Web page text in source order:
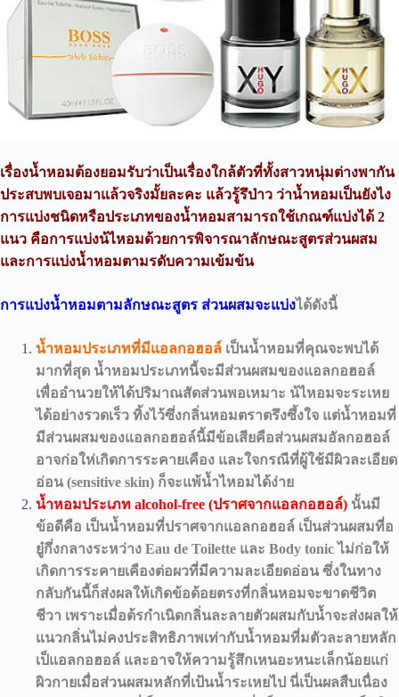
เรื่องน้ำหอมต้องยอมรับว่าเป็นเรื่องใกล้ตัวที่ทั้งสาวหนุ่มต่างพากัน
ประสบพบเจอมาแล้วจริงมั้ยละคะ แล้วรู้รึป่าว ว่าน้ำหอมเป็นยังไง
การแบ่งชนิดหรือประเภทของน้ำหอมสามารถใช้เกณฑ์แบ่งได้ 2
แนว คือการแบ่งน้ไหอมด้วยการพิจารณาลักษณะสูตรส่วนผสม
และการแบ่งน้ำหอมตามรดับความเข้มข้น
การแบ่งน้ำหอมตามลักษณะสูตร ส่วนผสมจะแบ่งได้ดังนี้
น้ำหอมประเภทที่มีแอลกอฮอล์ เป็นน้ำหอมที่คุณจะพบได้
มากที่สุด น้ำหอมประเภทนี้จะมีส่วนผสมของแอลกอฮอล์
เพื่ออำนวยให้ได้ปริมาณสัดส่วนพอเหมาะ น้ไหอมจะระเหย
ได้อย่างรวดเร็ว ทิ้งไว้ซึ่งกลิ่นหอมตราตรึงซึ้งใจ แต่น้ำหอมที่
มีส่วนผสมของแอลกอฮอล์นี้มีข้อเสียคือส่วนผสมอัลกอฮอล์
อาจก่อให่เกิดการระคายเคือง และใจกรณีที่ผู้ใช้มีผิวละเอียด
อ่อน (sensitive skin) ก็จะแพ้น้ำไหอมได้ง่าย
น้ำหอมประเภท alcohol-free (ปราศจากแอลกอฮอล์) นั้นมี
ข้อดีคือ เป็นน้ำหอมที่ปราศจากแอลกอฮอล์ เป็นส่วนผสมที่อ
ยู๋กึ่งกลางระหว่าง Eau de Toilette และ Body tonic ไม่ก่อให้
เกิดการระคายเคืองต่อผวที่มีความละเอียดอ่อน ซึ่งในทาง
กลับกันนี้ก็ส่งผลให้เกิดข้อด้อยตรงที่กลิ่นหอมจะขาดชีวิต
ชีวา เพราะเมื่อต้รกำเนิดกลิ่นละลายตัวผสมกับน้ำจะส่งผลให้
แนวกลิ่นไม่คงประสิทธิภาพเท่ากับน้ำหอมที่มตัวละลายหลัก
เป็แอลกอฮอล์ และอาจให้ความรู้สึกเหนอะหนะเล็กน้อยแก่
ผิวกายเมื่อส่วนผสมหลักที่เป้นน้ำระเหยไป นี่เป็นผลสืบเนื่อง